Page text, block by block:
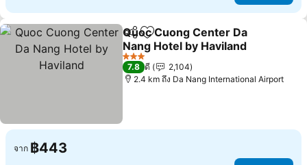
แชร์ เพิ่มในรายการโปรด
Quoc Cuong Center Da
Nang Hotel by Haviland
3 ดาว
7.8 ดี
2,104
2.4 km ถึง Da Nang International Airport
จาก ฿443